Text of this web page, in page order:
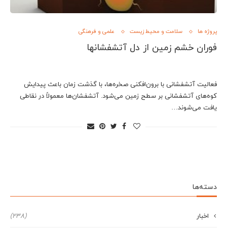
پروژه ها سلامت و محیط زیست علمی و فرهنگی
فوران خشم زمين از دل آتشفشانها
فعالیت آتشفشانی با برون‌افکنی صخره‌ها، با گذشت زمان باعث پیدایش
کوه‌های آتشفشانی بر سطح زمین می‌شود. آتشفشان‌ها معمولاً در نقاطی
یافت می‌شوند…
دسته‌ها
اخبار (238)